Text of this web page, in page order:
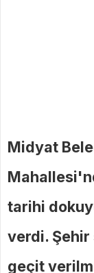
Midyat
tarihi
verdi. Şehir
geçit